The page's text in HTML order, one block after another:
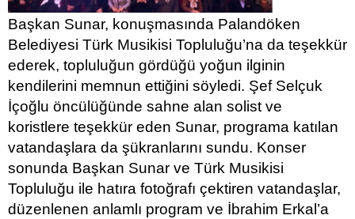
Başkan Sunar, konuşmasında Palandöken
Belediyesi Türk Musikisi Topluluğu’na da teşekkür
ederek, topluluğun gördüğü yoğun ilginin
kendilerini memnun ettiğini söyledi. Şef Selçuk
İçoğlu öncülüğünde sahne alan solist ve
koristlere teşekkür eden Sunar, programa katılan
vatandaşlara da şükranlarını sundu. Konser
sonunda Başkan Sunar ve Türk Musikisi
Topluluğu ile hatıra fotoğrafı çektiren vatandaşlar,
düzenlenen anlamlı program ve İbrahim Erkal’a